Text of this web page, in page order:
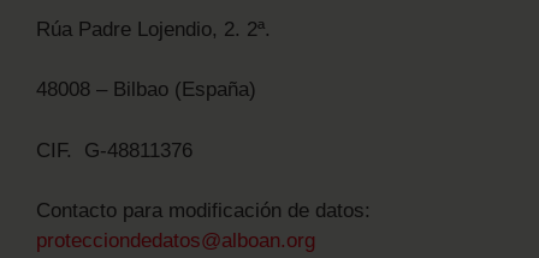
Rúa Padre Lojendio, 2. 2ª.
48008 – Bilbao (España)
CIF. G-48811376
Contacto para modificación de datos:
protecciondedatos@alboan.org